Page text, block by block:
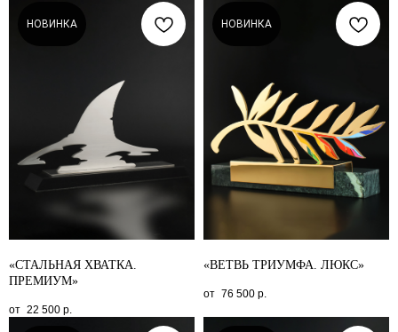
НОВИНКА
«СТАЛЬНАЯ ХВАТКА.
ПРЕМИУМ»
22 500 р.
НОВИНКА
«ВЕТВЬ ТРИУМФА. ЛЮКС»
76 500 р.